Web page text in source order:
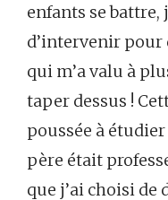
enfants se battre,
d’intervenir pour
qui m’a valu à
taper dessus !
poussée à
père était
que j’ai choisi de